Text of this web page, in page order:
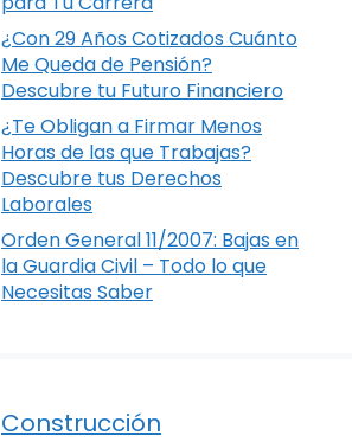
¿Con 29 Años Cotizados Cuánto
Me Queda de Pensión?
Descubre tu Futuro Financiero
¿Te Obligan a Firmar Menos
Horas de las que Trabajas?
Descubre tus Derechos
Laborales
Orden General 11/2007: Bajas en
la Guardia Civil – Todo lo que
Necesitas Saber
Construcción